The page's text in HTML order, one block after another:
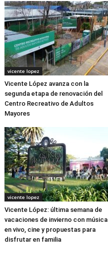
vicente lopez
Vicente López avanza con la
segunda etapa de renovación del
Centro Recreativo de Adultos
Mayores
vicente lopez
Vicente López: última semana de
vacaciones de invierno con música
en vivo, cine y propuestas para
disfrutar en familia